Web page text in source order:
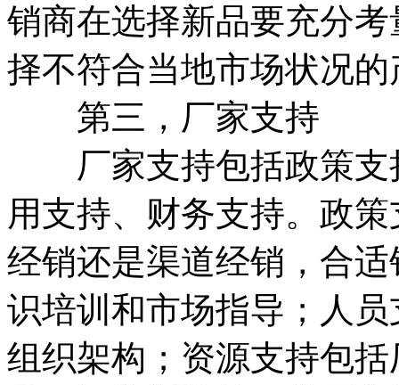
销商在选择新品要充分
择不符合当地市场状况的
第三，厂家支持
厂家支持包括政策支
用支持、财务支持。政
经销还是渠道经销，合
识培训和市场指导；人
组织架构；资源支持包